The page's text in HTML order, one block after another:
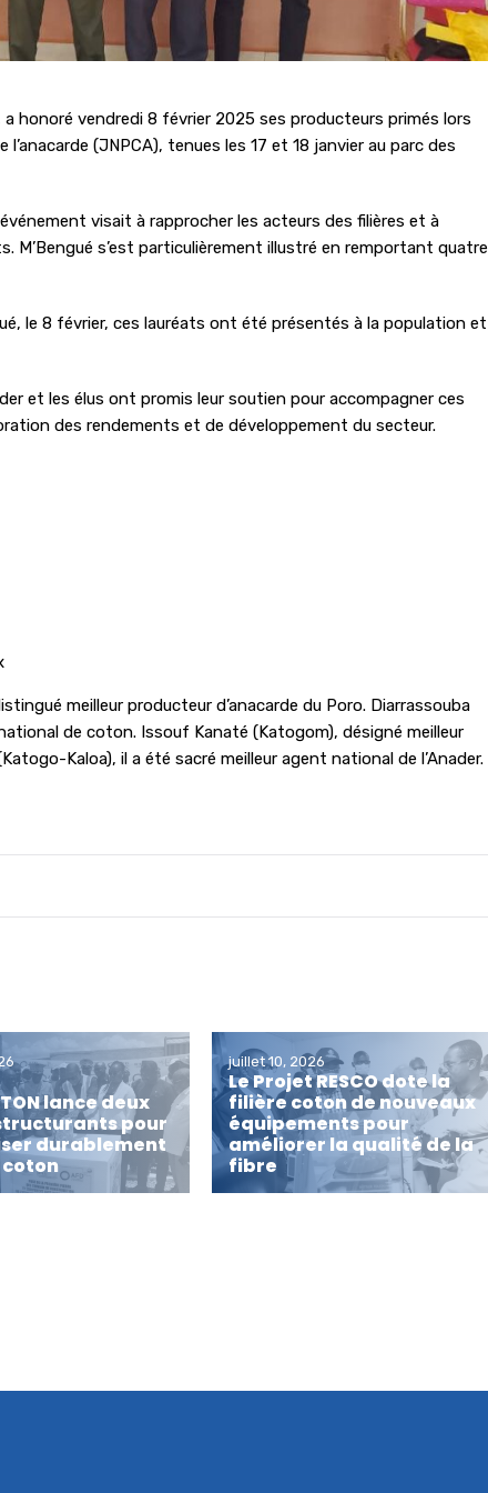
honoré vendredi 8 février 2025 ses producteurs primés lors
(JNPCA), tenues les 17 et 18 janvier au parc des
visait à rapprocher les acteurs des filières et à
s’est particulièrement illustré en remportant quatre
le 8 février, ces lauréats ont été présentés à la population et
et les élus ont promis leur soutien pour accompagner ces
des rendements et de développement du secteur.
meilleur producteur d’anacarde du Poro. Diarrassouba
de coton. Issouf Kanaté (Katogom), désigné meilleur
Kaloa), il a été sacré meilleur agent national de l’Anader.
lance deux
pour
durablement
juillet 10, 2026
Le Projet RESCO dote la
filière coton de nouveaux
équipements pour
améliorer la qualité de la
fibre